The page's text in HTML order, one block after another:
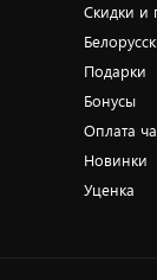
Скидки и
Подарки
Бонусы
Оплата
Новинки
Уценка